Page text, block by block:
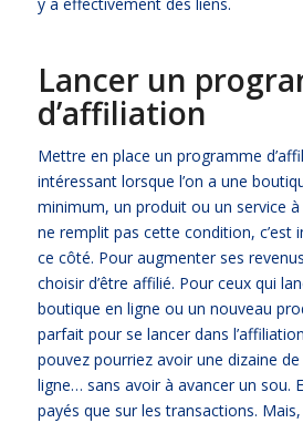
y a effectivement des liens.
Lancer un
d’affiliation
Mettre en place un programme
intéressant lorsque l’on a une
minimum, un produit ou un service à
ne remplit pas cette condition, c’est
ce côté. Pour augmenter ses
choisir d’être affilié. Pour ceux qui
boutique en ligne ou un nouveau
parfait pour se lancer dans
pouvez pourriez avoir une dizaine
ligne… sans avoir à avancer un sou.
payés que sur les transactions.